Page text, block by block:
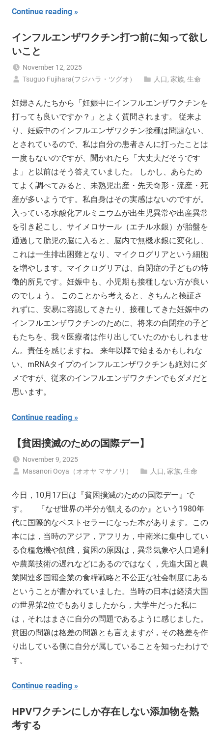
Continue reading
インフルエンザワクチン打つ前に知って欲し
いこと
November 12, 2025
Tsuguo Fujihara(フジハラ・ツグオ）
人口,家族,生命
妊婦さんたちから「妊娠中にインフルエンザワクチンを
打っても良いですか？」とよく質問されます。 従来よ
り、妊娠中のインフルエンザワクチン接種は問題ない、
とされているので、私は自分の患者さんに打ったことは
一度もないのですが、聞かれたら「大丈夫だそうです
よ」と以前はそう答えていました。 しかし、あらため
てよく調べてみると、未熟児出産・先天奇形・流産・死
産が多いようです。私自身はその実感はないのですが。
入っている水酸化アルミニウムが出生児異常や出産異常
を引き起こし、サイメロサール（エチル水銀）が胎盤を
通過して胎児の脳に入ると、脳内で無機水銀に変化し、
これは一生排出困難となり、マイクログリアという細胞
を増やします。マイクログリアは、自閉症の子どもの特
徴的所見です。妊娠中も、小児期も接種しない方が良い
のでしょう。 このことから考えると、きちんと検証さ
れずに、安易に容認してきたり、接種してきた妊娠中の
インフルエンザワクチンのために、将来の自閉症の子ど
もたちを、我々医療者は作り出していたのかもしれませ
ん。責任を感じますね。 来年以降で始まるかもしれな
い、mRNAタイプのインフルエンザワクチンも絶対にダ
メですが、従来のインフルエンザワクチンでもダメだと
思います。
Continue reading
【貧困撲滅のための国際デー】
November 9, 2025
Masanori Ooya（オオヤ マサノリ）
人口,家族,生命
今日，10月17日は『貧困撲滅のための国際デー』で
す。 『なぜ世界の半分が飢えるのか』という1980年
代に国際的なベストセラーになった本があります。この
本には，当時のアジア，アフリカ，中南米に集中してい
る食糧危機や飢餓，貧困の原因は，異常気象や人口過剰
や農業技術の遅れなどにあるのではなく，先進大国と農
業関連多国籍企業の食糧戦略と不公正な社会制度にある
ということが書かれていました。当時の日本は経済大国
の世界第2位でもありましたから，大学生だった私に
は，それはまさに自分の問題であるように感じました。
貧困の問題は格差の問題とも言えますが，その格差を作
り出している側に自分が属していることを知ったわけで
す。
Continue reading
HPVワクチンにしか存在しない添加物を熟
考する